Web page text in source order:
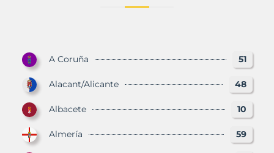
A Coruña 51
Alacant/Alicante 48
Albacete 10
Almería 59